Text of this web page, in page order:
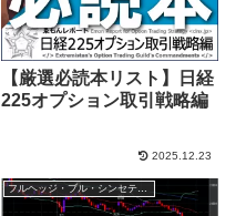
【厳選必読本リスト】日経
225オプション取引戦略編
2025.12.23